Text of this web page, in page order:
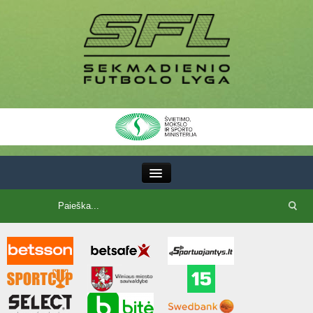
SFL taurė
7x7 CUP